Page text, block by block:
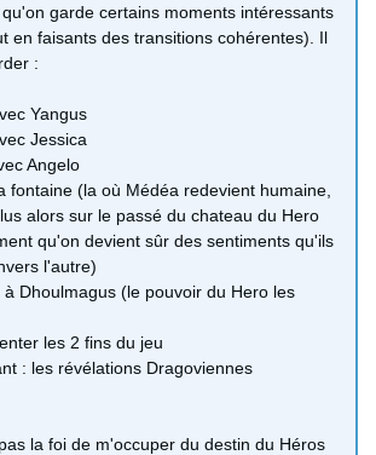
garde certains moments intéressants
en faisants des transitions cohérentes). Il
:
Yangus
Jessica
Angelo
fontaine (la où Médéa redevient humaine,
alors sur le passé du chateau du Hero
qu'on devient sûr des sentiments qu'ils
l'autre)
Dhoulmagus (le pouvoir du Hero les
les 2 fins du jeu
: les révélations Dragoviennes
la foi de m'occuper du destin du Héros